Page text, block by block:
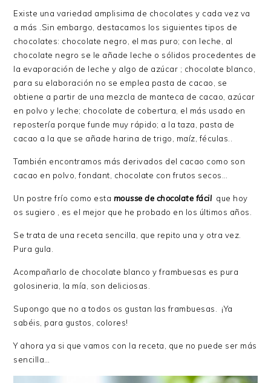
Existe una variedad amplisima de chocolates y cada vez va
a más .Sin embargo, destacamos los siguientes tipos de
chocolates: chocolate negro, el mas puro; con leche, al
chocolate negro se le añade leche o sólidos procedentes de
la evaporación de leche y algo de azúcar ; chocolate blanco,
para su elaboración no se emplea pasta de cacao, se
obtiene a partir de una mezcla de manteca de cacao, azúcar
en polvo y leche; chocolate de cobertura, el más usado en
repostería porque funde muy rápido; a la taza, pasta de
cacao a la que se añade harina de trigo, maíz, féculas..
También encontramos más derivados del cacao como son
cacao en polvo, fondant, chocolate con frutos secos…
Un postre frío como esta mousse de chocolate fácil que hoy
os sugiero , es el mejor que he probado en los últimos años.
Se trata de una receta sencilla, que repito una y otra vez.
Pura gula.
Acompañarlo de chocolate blanco y frambuesas es pura
golosineria, la mía, son deliciosas.
Supongo que no a todos os gustan las frambuesas. ¡Ya
sabéis, para gustos, colores!
Y ahora ya si que vamos con la receta, que no puede ser más
sencilla…